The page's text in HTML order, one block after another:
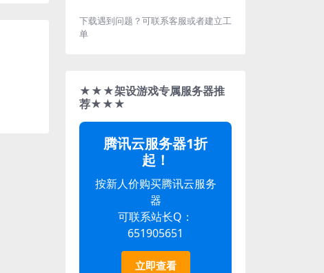
下载遇到问题？可联系客服或者建立工
单
★★★架设游戏专属服务器推
荐★★★
腾讯云服务器1折
起！
按新人价购买腾讯云服务
器
可联系站长Q：
651905651
立即查看